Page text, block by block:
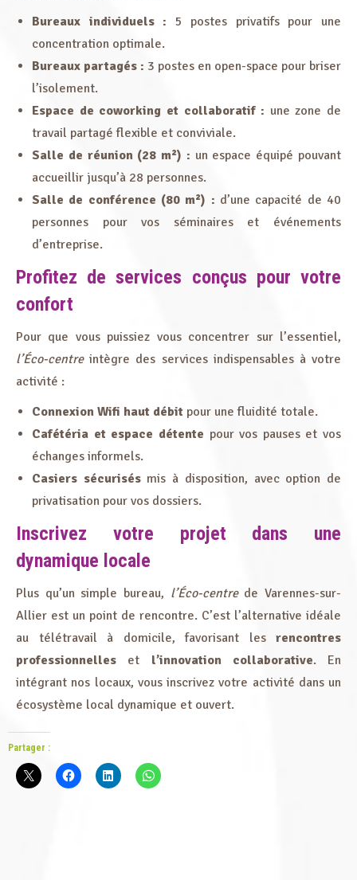
Bureaux individuels : 5 postes privatifs pour une
concentration optimale.
Bureaux partagés : 3 postes en open-space pour briser
l’isolement.
Espace de coworking et collaboratif : une zone de
travail partagé flexible et conviviale.
Salle de réunion (28 m²) : un espace équipé pouvant
accueillir jusqu’à 28 personnes.
Salle de conférence (80 m²) : d’une capacité de 40
personnes pour vos séminaires et événements
d’entreprise.
Profitez de services conçus pour votre
confort
Pour que vous puissiez vous concentrer sur l’essentiel,
l’Éco-centreintègre des services indispensables à votre
activité :
Connexion Wifi haut débit pour une fluidité totale.
Cafétéria et espace détente pour vos pauses et vos
échanges informels.
Casiers sécurisésmis à disposition, avec option de
privatisation pour vos dossiers.
Inscrivez votre projet dans une
dynamique locale
Plus qu’un simple bureau, l’Éco-centrede Varennes-sur-
Allier est un point de rencontre. C’est l’alternative idéale
au télétravail à domicile, favorisant les rencontres
professionnelles et l’innovation collaborative. En
intégrant nos locaux, vous inscrivez votre activité dans un
écosystème local dynamique et ouvert.
Partager :